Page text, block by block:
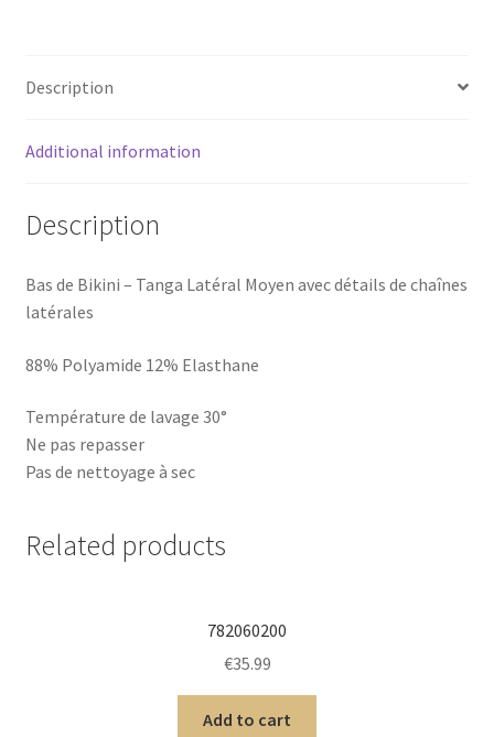
Description
Additional information
Description
Bas de Bikini – Tanga Latéral Moyen avec détails de chaînes
latérales
88% Polyamide 12% Elasthane
Température de lavage 30°
Ne pas repasser
Pas de nettoyage à sec
Related products
782060200
€35.99
Add to cart